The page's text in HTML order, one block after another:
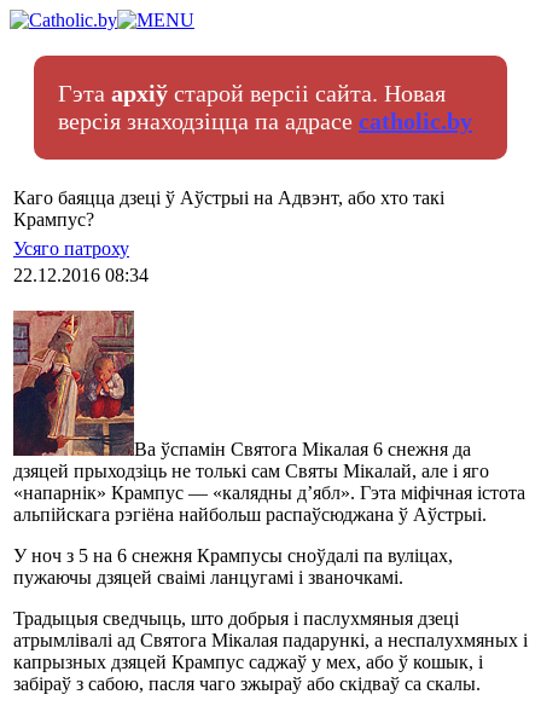
Гэта архіў старой версіі сайта. Новая
версія знаходзіцца па адрасе catholic.by
Каго баяцца дзеці ў Аўcтрыі на Адвэнт, або хто такі
Крампус?
Усяго патроху
22.12.2016 08:34
Ва ўспамін Святога Мікалая 6 снежня да
дзяцей прыходзіць не толькі сам Святы Мікалай, але і яго
«напарнік» Крампус — «калядны д’ябл». Гэта міфічная істота
альпійскага рэгіёна найбольш распаўсюджана ў Аўстрыі.
У ноч з 5 на 6 снежня Крампусы сноўдалі па вуліцах,
пужаючы дзяцей сваімі ланцугамі і званочкамі.
Традыцыя сведчыць, што добрыя і паслухмяныя дзеці
атрымлівалі ад Святога Мікалая падарункі, а неспалухмяных і
капрызных дзяцей Крампус саджаў у мех, або ў кошык, і
забіраў з сабою, пасля чаго зжыраў або скідваў са скалы.